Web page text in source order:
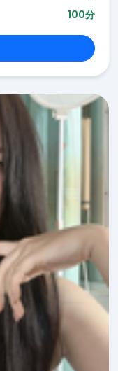
100分